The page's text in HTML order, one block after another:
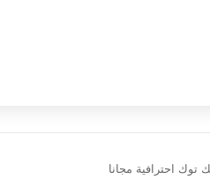
احترافية مجانا